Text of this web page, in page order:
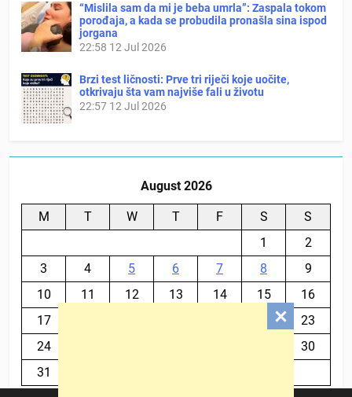
“Mislila sam da mi je beba umrla”: Zaspala tokom
porođaja, a kada se probudila pronašla sina ispod
jorgana
22:58 12 Jul 2026
Brzi test ličnosti: Prve tri riječi koje uočite,
otkrivaju šta vam najviše fali u životu
22:57 12 Jul 2026
August 2026
M T W T F S
S
1
2
3
4 5 6 7 8
9
10
11 12 13 14 15
16
17
23
24
30
31